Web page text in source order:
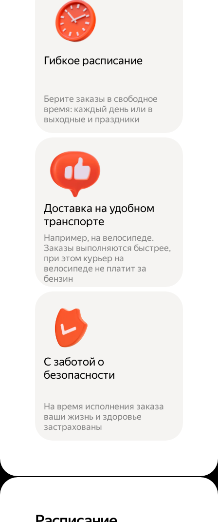
Гибкое расписание
Берите заказы в свободное
время: каждый день или в
выходные и праздники
Доставка на удобном
транспорте
Например, на велосипеде.
Заказы выполняются быстрее,
при этом курьер на
велосипеде не платит за
бензин
С заботой о
безопасности
На время исполнения заказа
ваши жизнь и здоровье
застрахованы